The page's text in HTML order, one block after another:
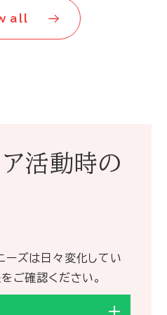
all
ア活動時の
ーズは日々変化してい
ご確認ください。